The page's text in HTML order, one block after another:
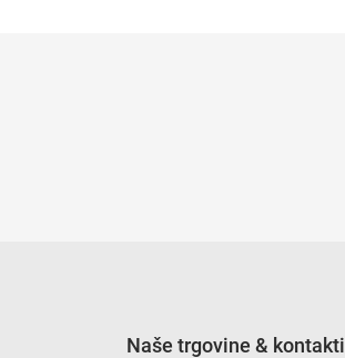
Naše trgovine & kontakti